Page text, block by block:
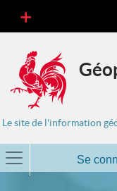
Le site de l'information
Se